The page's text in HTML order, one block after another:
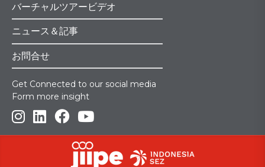
バーチャルツアービデオ
ニュース＆記事
お問合せ
Get Connected to our social media
Form more insight